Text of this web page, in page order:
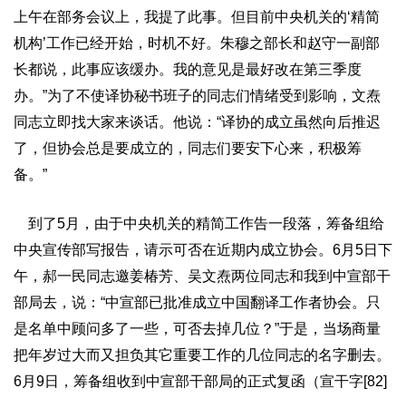
上午在部务会议上，我提了此事。但目前中央机关的‘精简
机构’工作已经开始，时机不好。朱穆之部长和赵守一副部
长都说，此事应该缓办。我的意见是最好改在第三季度
办。”为了不使译协秘书班子的同志们情绪受到影响，文焘
同志立即找大家来谈话。他说：“译协的成立虽然向后推迟
了，但协会总是要成立的，同志们要安下心来，积极筹
备。”
到了5月，由于中央机关的精简工作告一段落，筹备组给
中央宣传部写报告，请示可否在近期内成立协会。6月5日下
午，郝一民同志邀姜椿芳、吴文焘两位同志和我到中宣部干
部局去，说：“中宣部已批准成立中国翻译工作者协会。只
是名单中顾问多了一些，可否去掉几位？”于是，当场商量
把年岁过大而又担负其它重要工作的几位同志的名字删去。
6月9日，筹备组收到中宣部干部局的正式复函（宣干字[82]